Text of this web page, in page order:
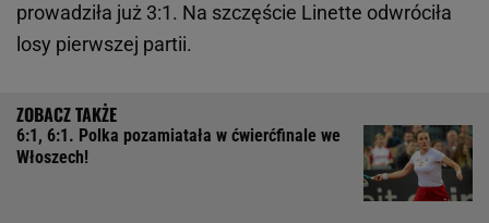
prowadziła już 3:1. Na szczęście Linette odwróciła
losy pierwszej partii.
6:1, 6:1. Polka pozamiatała w ćwierćfinale we
Włoszech!